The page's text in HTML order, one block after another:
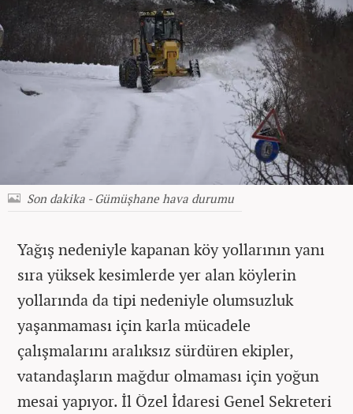
Son dakika - Gümüşhane hava durumu
Yağış nedeniyle kapanan köy yollarının yanı
sıra yüksek kesimlerde yer alan köylerin
yollarında da tipi nedeniyle olumsuzluk
yaşanmaması için karla mücadele
çalışmalarını aralıksız sürdüren ekipler,
vatandaşların mağdur olmaması için yoğun
mesai yapıyor. İl Özel İdaresi Genel Sekreteri